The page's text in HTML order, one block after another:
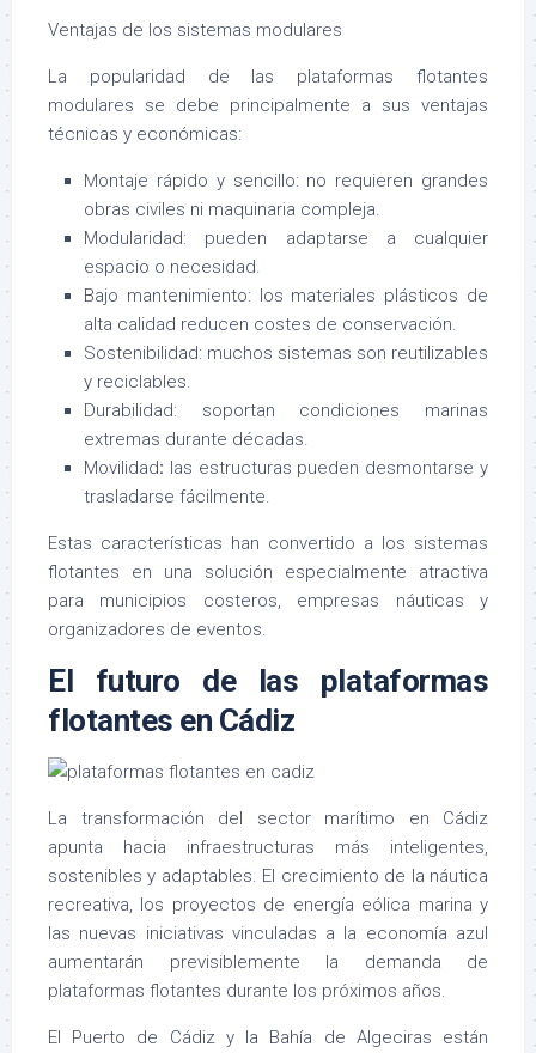
Ventajas de los sistemas modulares
La popularidad de las plataformas flotantes
modulares se debe principalmente a sus ventajas
técnicas y económicas:
Montaje rápido y sencillo: no requieren grandes
obras civiles ni maquinaria compleja.
Modularidad: pueden adaptarse a cualquier
espacio o necesidad.
Bajo mantenimiento: los materiales plásticos de
alta calidad reducen costes de conservación.
Sostenibilidad: muchos sistemas son reutilizables
y reciclables.
Durabilidad: soportan condiciones marinas
extremas durante décadas.
Movilidad: las estructuras pueden desmontarse y
trasladarse fácilmente.
Estas características han convertido a los sistemas
flotantes en una solución especialmente atractiva
para municipios costeros, empresas náuticas y
organizadores de eventos.
El futuro de las plataformas
flotantes en Cádiz
La transformación del sector marítimo en Cádiz
apunta hacia infraestructuras más inteligentes,
sostenibles y adaptables. El crecimiento de la náutica
recreativa, los proyectos de energía eólica marina y
las nuevas iniciativas vinculadas a la economía azul
aumentarán previsiblemente la demanda de
plataformas flotantes durante los próximos años.
El Puerto de Cádiz y la Bahía de Algeciras están